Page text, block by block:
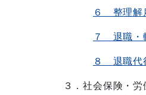
６ 整理解
７ 退職・
８ 退職代
３．社会保険・労